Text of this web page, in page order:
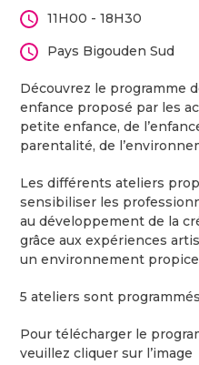
11H00 - 18H30
Pays Bigouden Sud
Découvrez le programme
enfance proposé par les
petite enfance, de
parentalité, de
Les différents ateliers
sensibiliser les
au développement de la
grâce aux expériences
un environnement propice
5 ateliers sont
Pour télécharger le
veuillez cliquer sur l’image